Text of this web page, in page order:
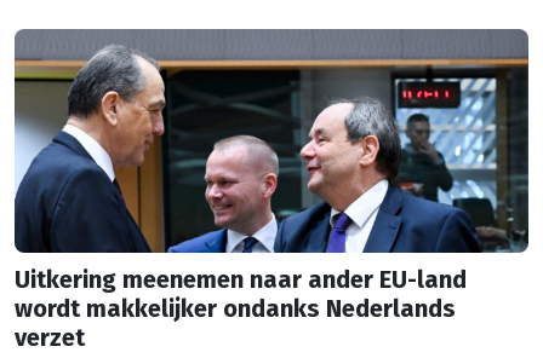
Uitkering meenemen naar ander EU-land
wordt makkelijker ondanks Nederlands
verzet